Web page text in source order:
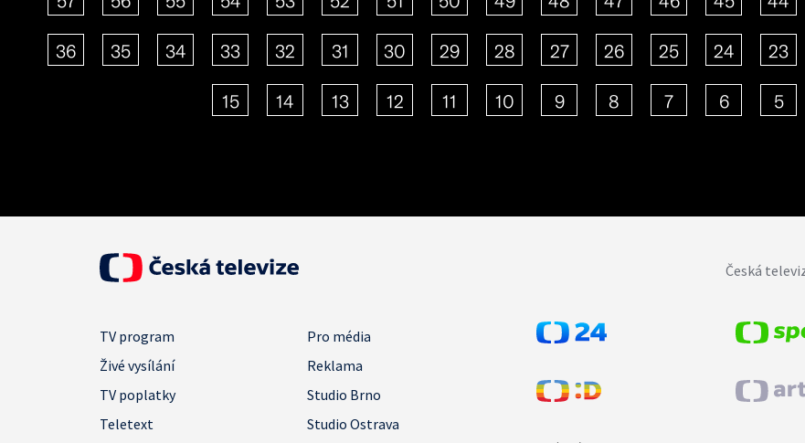
36 35 34 33 32 31 30 29 28 27 26 25 24 23
15 14 13 12 11 10 9 8 7 6 5
Česká
TV program
Pro média
Živé vysílání
Reklama
TV poplatky
Studio Brno
Teletext
Studio Ostrava